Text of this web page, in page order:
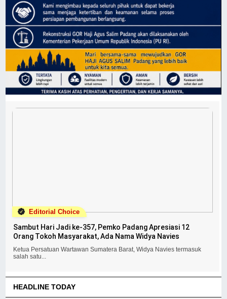
Editorial Choice
Sambut Hari Jadi ke-357, Pemko Padang Apresiasi 12
Orang Tokoh Masyarakat, Ada Nama Widya Navies
Ketua Persatuan Wartawan Sumatera Barat, Widya Navies termasuk
salah satu...
HEADLINE TODAY